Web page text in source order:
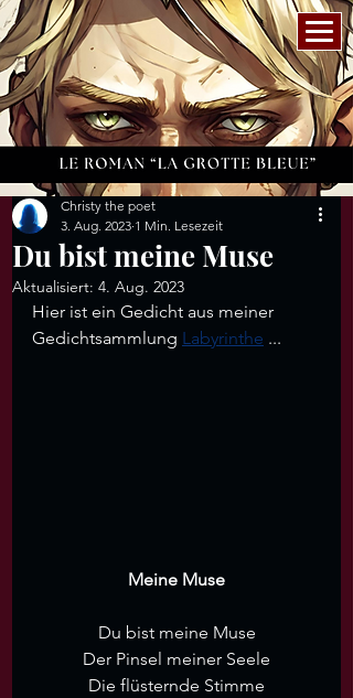
Du bist meine Muse
Christy the poet
3. Aug. 2023 1 Min. Lesezeit
Aktualisiert: 4. Aug. 2023
Hier ist ein Gedicht aus meiner
Gedichtsammlung Labyrinthe ...
Meine Muse
Du bist meine Muse
Der Pinsel meiner Seele
Die flüsternde Stimme